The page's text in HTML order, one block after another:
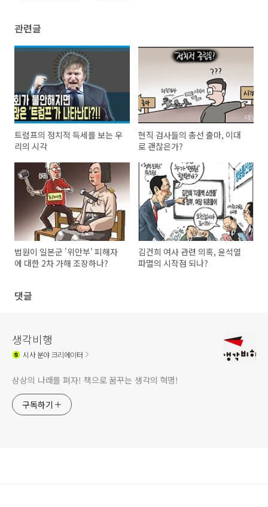
관련글
트럼프의 정치적 득세를 보는 우
리의 시각
현직 검사들의 총선 출마, 이대
로 괜찮은가?
법원이 일본군 '위안부' 피해자
에 대한 2차 가해 조장하나?
김건희 여사 관련 의혹, 윤석열
파멸의 시작점 되나?
댓글
생각비행
시사분야 크리에이터
상상의 나래를 펴자! 책으로 꿈꾸는 생각의 혁명!
구독하기